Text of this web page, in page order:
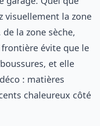
visuellement la zone
la zone sèche,
évite que le
et elle
: matières
chaleureux côté